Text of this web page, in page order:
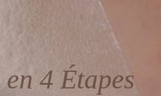
en 4 Étapes